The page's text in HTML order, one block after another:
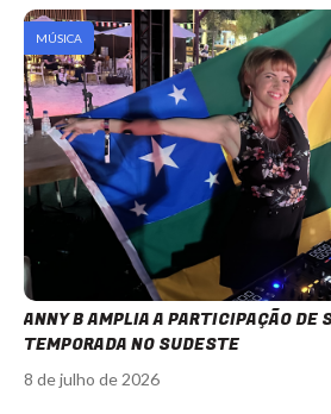
MÚSICA
ANNY B AMPLIA A PARTICIPAÇÃO DE
TEMPORADA NO SUDESTE
8 de julho de 2026